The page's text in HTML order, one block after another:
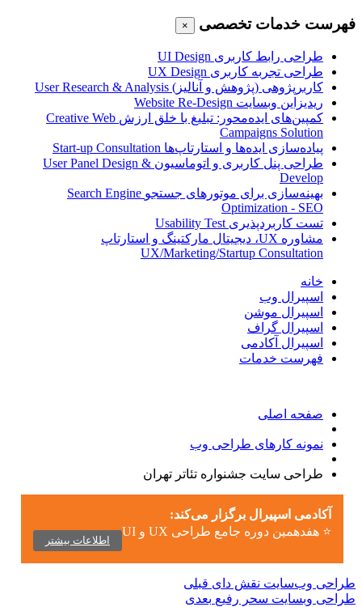
فهرست خدمات تخصصی ×
طراحی رابط کاربری UI Design
طراحی تجربه کاربری UX Design
کاربرپژوهی (پژوهش و آنالیز) User Research & Analysis
ریدیزاین وبسایت Website Re-Design
کمپین‌های ایده‌محور: تبلیغ با خلق ارزش Creative Web
Campaigns Solution
پیاده‌سازی ایده‌ها و استارتاپ‌ها Start-up Consultation
طراحی پنل کاربری و اتوماسیون User Panel Design &
Develop
بهینه‌سازی برای موتورهای جستجو Search Engine
Optimization - SEO
تست کاربردپذیری Usability Test
مشاوره UX، دیجیتال مارکتینگ و استارتاپ
UX/Marketing/Startup Consultation
خانه
اسپیرال وب
اسپیرال موشن
اسپیرال گراف
اسپیرال آکادمی
فهرست خدمات
صفحه اصلی
نمونه کارهای طراحی وب
طراحی سایت جشنواره تئاتر تهران
آکادمی اسپیرال برگزار می‌کند:
⭐ هفدهمین دوره جامع طراحی UX و UI
اطلاعات بیشتر
طراحی وب‌سایت نقش دای قبلی
طراحی وبسایت سحر رفیع بعدی